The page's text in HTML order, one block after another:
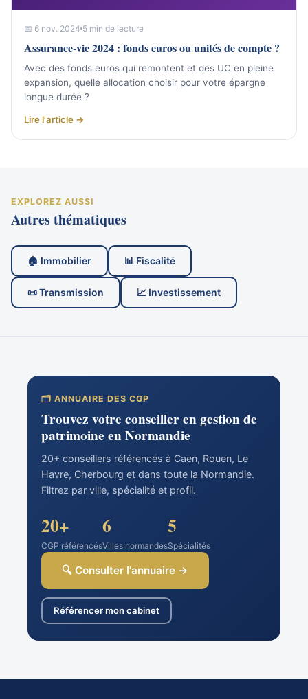
📅 6 nov. 2024 5 min de lecture
Assurance-vie 2024 : fonds euros ou unités de compte ?
Avec des fonds euros qui remontent et des UC en pleine
expansion, quelle allocation choisir pour votre épargne
longue durée ?
Lire l'article →
EXPLOREZ AUSSI
Autres thématiques
🏠 Immobilier 📊 Fiscalité
📜 Transmission 📈 Investissement
🗂️ ANNUAIRE DES CGP
Trouvez votre conseiller en gestion de
patrimoine en Normandie
20+ conseillers référencés à Caen, Rouen, Le
Havre, Cherbourg et dans toute la Normandie.
Filtrez par ville, spécialité et profil.
20+
CGP référencés
6
Villes normandes
5
Spécialités
🔍 Consulter l'annuaire →
Référencer mon cabinet